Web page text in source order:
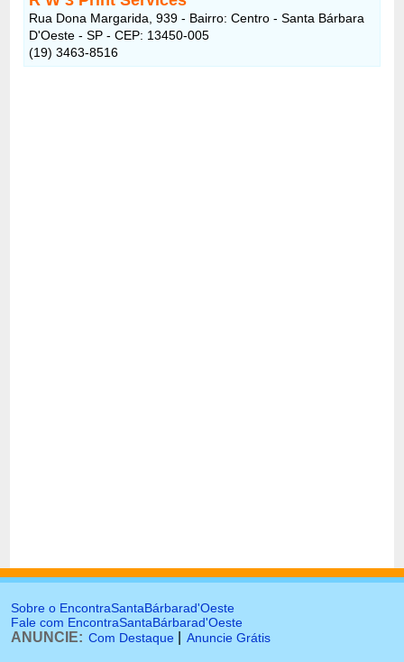
Rua Dona Margarida, 939 - Bairro: Centro - Santa Bárbara
D'Oeste - SP - CEP: 13450-005
(19) 3463-8516
Sobre o EncontraSantaBárbarad'Oeste
Fale com EncontraSantaBárbarad'Oeste
ANUNCIE: Com Destaque Anuncie Grátis